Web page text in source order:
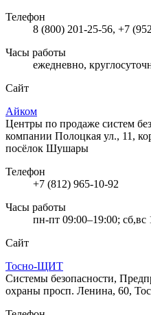
Телефон
8 (800) 201-25-56, +7
Часы работы
ежедневно,
Сайт
Айком
Центры по продаже систем
компании Полоцкая ул., 11,
посёлок Шушары
Телефон
+7 (812) 965-10-92
Часы работы
пн-пт 09:00–19:00; сб,вс
Сайт
Тосно-ЩИТ
Системы безопасности,
охраны просп. Ленина, 60,